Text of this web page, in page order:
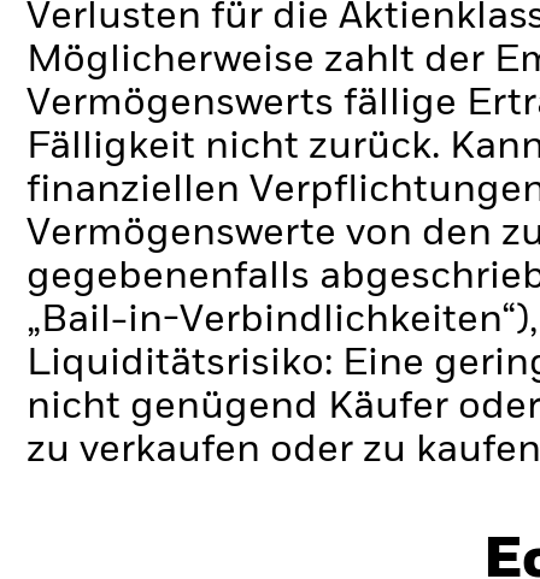
Verlusten für die
Möglicherweise zahlt der
Vermögenswerts fällige
Fälligkeit nicht zurück.
finanziellen
Vermögenswerte von den
gegebenenfalls
„Bail-in-
Liquiditätsrisiko: Eine
nicht genügend Käufer
zu verkaufen oder zu